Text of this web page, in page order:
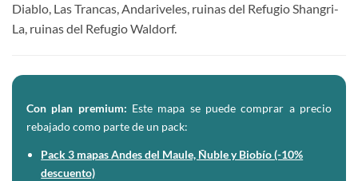
Diablo, Las Trancas, Andariveles, ruinas del Refugio Shangri-
La, ruinas del Refugio Waldorf.
Con plan premium: Este mapa se puede comprar a precio
rebajado como parte de un pack:
Pack 3 mapas Andes del Maule, Ñuble y Biobío (-10%
descuento)